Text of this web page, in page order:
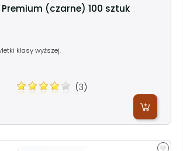
Premium (czarne) 100 sztuk
klasy wyższej.
(3)